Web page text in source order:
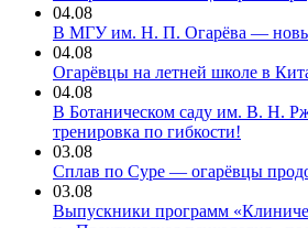
04.08
В МГУ им. Н. П. Огарёва —
04.08
Огарёвцы на летней школе в
04.08
В Ботаническом саду им. В. Н.
тренировка по гибкости!
03.08
Сплав по Суре — огарёвцы
03.08
Выпускники программ